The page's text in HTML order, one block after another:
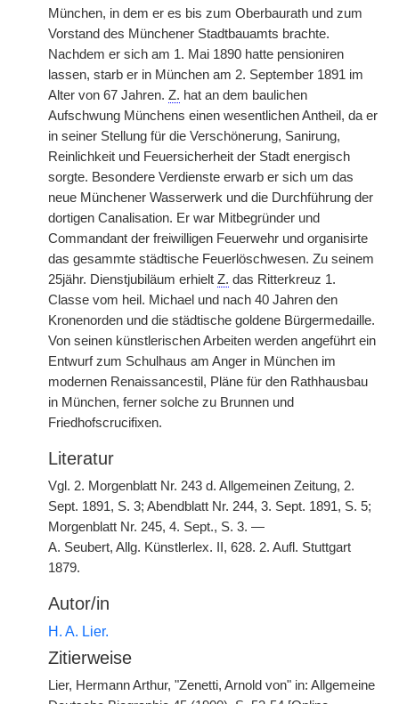
München, in dem er es bis zum Oberbaurath und zum
Vorstand des Münchener Stadtbauamts brachte.
Nachdem er sich am 1. Mai 1890 hatte pensioniren
lassen, starb er in München am 2. September 1891 im
Alter von 67 Jahren. Z. hat an dem baulichen
Aufschwung Münchens einen wesentlichen Antheil, da er
in seiner Stellung für die Verschönerung, Sanirung,
Reinlichkeit und Feuersicherheit der Stadt energisch
sorgte. Besondere Verdienste erwarb er sich um das
neue Münchener Wasserwerk und die Durchführung der
dortigen Canalisation. Er war Mitbegründer und
Commandant der freiwilligen Feuerwehr und organisirte
das gesammte städtische Feuerlöschwesen. Zu seinem
25jähr. Dienstjubiläum erhielt Z. das Ritterkreuz 1.
Classe vom heil. Michael und nach 40 Jahren den
Kronenorden und die städtische goldene Bürgermedaille.
Von seinen künstlerischen Arbeiten werden angeführt ein
Entwurf zum Schulhaus am Anger in München im
modernen Renaissancestil, Pläne für den Rathhausbau
in München, ferner solche zu Brunnen und
Friedhofscrucifixen.
Literatur
Vgl. 2. Morgenblatt Nr. 243 d. Allgemeinen Zeitung, 2.
Sept. 1891, S. 3; Abendblatt Nr. 244, 3. Sept. 1891, S. 5;
Morgenblatt Nr. 245, 4. Sept., S. 3. —
A. Seubert, Allg. Künstlerlex. II, 628. 2. Aufl. Stuttgart
1879.
Autor/in
H. A. Lier.
Zitierweise
Lier, Hermann Arthur, "Zenetti, Arnold von" in: Allgemeine